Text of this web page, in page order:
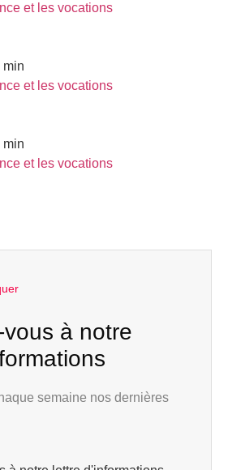
et les vocations
min
et les vocations
min
et les vocations
à notre
semaine nos dernières